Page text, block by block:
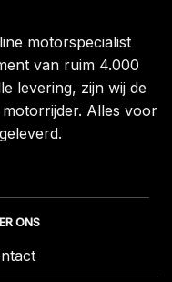
motorspecialist
van ruim 4.000
levering, zijn wij de
Alles voor
ONS